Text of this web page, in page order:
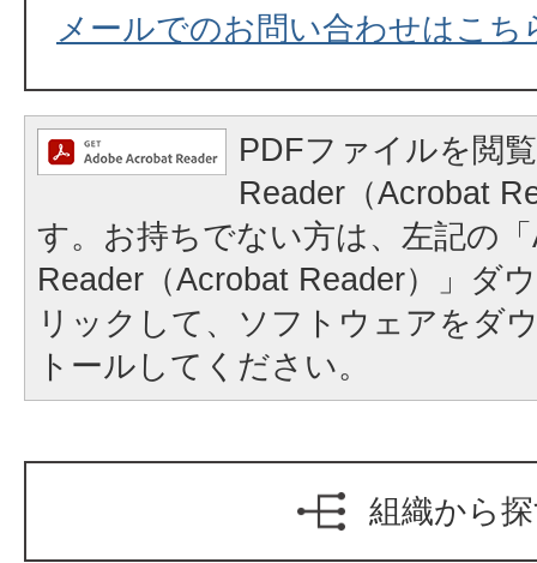
メールでのお問い合わせはこち
PDFファイルを閲
Reader（Acrobat
す。お持ちでない方は、左記の
Reader（Acrobat Reader）」ダ
リックして、ソフトウェアをダ
トールしてください。
組織から